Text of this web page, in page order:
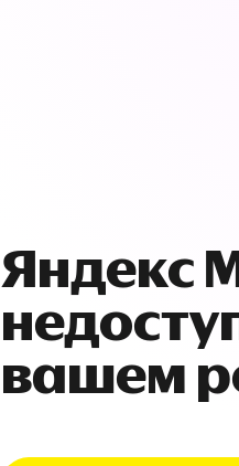
Яндекс
вашем